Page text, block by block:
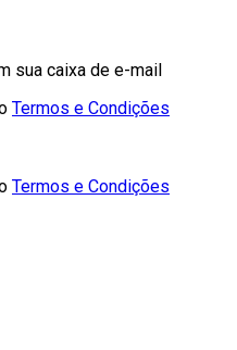
sua caixa de e-mail
Termos e Condições
Termos e Condições